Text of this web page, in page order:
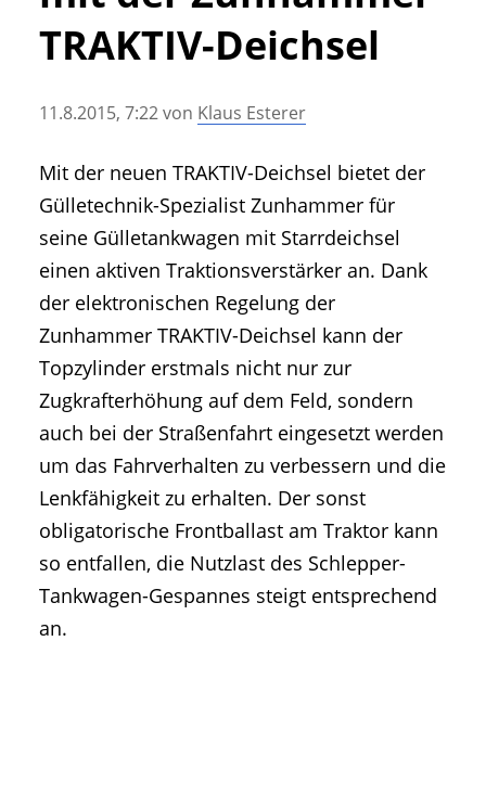
• Messen und Veranstaltungen
• Agritechnica Neuheiten Archiv
TRAKTIV-Deichsel
11.8.2015, 7:22von Klaus Esterer
Mit der neuen TRAKTIV-Deichsel bietet der
Gülletechnik-Spezialist Zunhammer für
seine Gülletankwagen mit Starrdeichsel
einen aktiven Traktionsverstärker an. Dank
der elektronischen Regelung der
Zunhammer TRAKTIV-Deichsel kann der
Topzylinder erstmals nicht nur zur
Zugkrafterhöhung auf dem Feld, sondern
auch bei der Straßenfahrt eingesetzt werden
um das Fahrverhalten zu verbessern und die
Lenkfähigkeit zu erhalten. Der sonst
obligatorische Frontballast am Traktor kann
so entfallen, die Nutzlast des Schlepper-
Tankwagen-Gespannes steigt entsprechend
an.